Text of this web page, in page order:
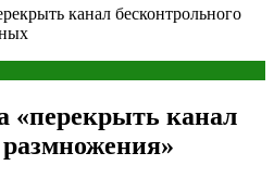
канал бесконтрольного
«перекрыть канал
размножения»